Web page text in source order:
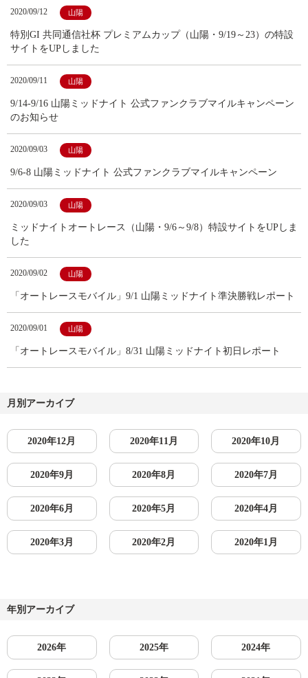
2020/09/12 山陽
特別GI 共同通信社杯 プレミアムカップ（山陽・9/19～23）の特設
サイトをUPしました
2020/09/11 山陽
9/14-9/16 山陽ミッドナイト 公式ファンクラブマイルキャンペーン
のお知らせ
2020/09/03 山陽
9/6-8 山陽ミッドナイト 公式ファンクラブマイルキャンペーン
2020/09/03 山陽
ミッドナイトオートレース（山陽・9/6～9/8）特設サイトをUPしま
した
2020/09/02 山陽
「オートレースモバイル」9/1 山陽ミッドナイト準決勝戦レポート
2020/09/01 山陽
「オートレースモバイル」8/31 山陽ミッドナイト初日レポート
月別アーカイブ
2020年12月 2020年11月 2020年10月
2020年9月 2020年8月 2020年7月
2020年6月 2020年5月 2020年4月
2020年3月 2020年2月 2020年1月
年別アーカイブ
2026年 2025年 2024年